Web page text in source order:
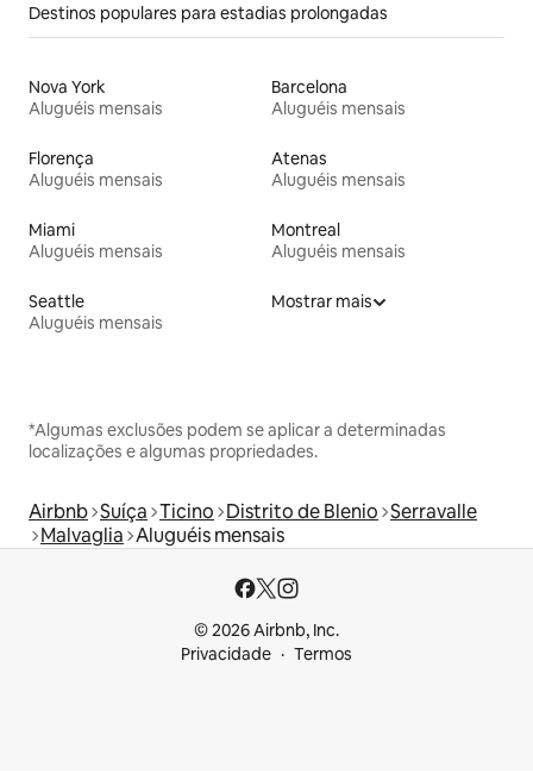
Destinos populares para estadias prolongadas
Nova York
Aluguéis mensais
Barcelona
Aluguéis mensais
Florença
Aluguéis mensais
Atenas
Aluguéis mensais
Miami
Aluguéis mensais
Montreal
Aluguéis mensais
Seattle
Aluguéis mensais
Mostrar mais
*Algumas exclusões podem se aplicar a determinadas
localizações e algumas propriedades.
Airbnb Suíça Ticino Distrito de Blenio Serravalle
Malvaglia Aluguéis mensais
© 2026 Airbnb, Inc.
Privacidade
Termos